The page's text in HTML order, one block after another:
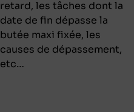
retard, les tâches dont la
date de fin dépasse la
butée maxi fixée, les
causes de dépassement,
etc…